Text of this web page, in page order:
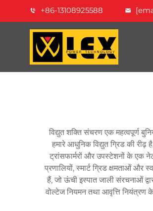
+86-13108925588
विद्युत शक्ति संचरण एक महत्वपूर्ण
हमारे आधुनिक विद्युत ग्रिड की
ट्रांसफार्मरों और उपस्टेशनों के एक
प्रणालियों, स्मार्ट ग्रिड क्षमताओं
हैं, जो ऊंची इस्पात जाली संरचनाओं
वोल्टेज नियमन तथा आवृत्ति नियंत्रण